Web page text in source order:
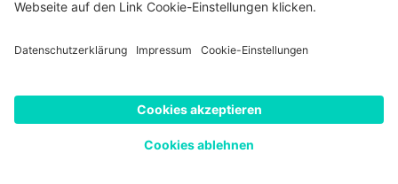
Software-Auswahl leicht gemacht:
In 6 Schritten zur richtigen
Entscheidung